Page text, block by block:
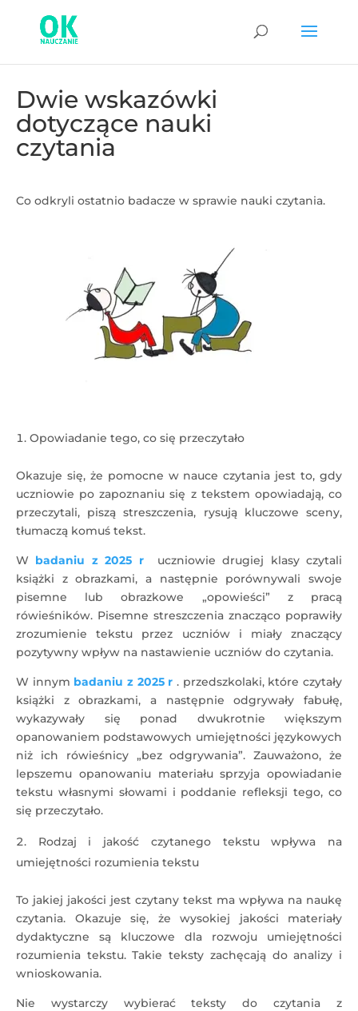
Dwie wskazówki
dotyczące nauki
czytania
Co odkryli ostatnio badacze w sprawie nauki czytania.
Opowiadanie tego, co się przeczytało
Okazuje się, że pomocne w nauce czytania jest to, gdy
uczniowie po zapoznaniu się z tekstem opowiadają, co
przeczytali, piszą streszczenia, rysują kluczowe sceny,
tłumaczą komuś tekst.
W badaniu z 2025 ruczniowie drugiej klasy czytali
książki z obrazkami, a następnie porównywali swoje
pisemne lub obrazkowe „opowieści” z pracą
rówieśników. Pisemne streszczenia znacząco poprawiły
zrozumienie tekstu przez uczniów i miały znaczący
pozytywny wpływ na nastawienie uczniów do czytania.
W innym badaniu z 2025 r . przedszkolaki, które czytały
książki z obrazkami, a następnie odgrywały fabułę,
wykazywały się ponad dwukrotnie większym
opanowaniem podstawowych umiejętności językowych
niż ich rówieśnicy „bez odgrywania”. Zauważono, że
lepszemu opanowaniu materiału sprzyja opowiadanie
tekstu własnymi słowami i poddanie refleksji tego, co
się przeczytało.
Rodzaj i jakość czytanego tekstu wpływa na
umiejętności rozumienia tekstu
To jakiej jakości jest czytany tekst ma wpływa na naukę
czytania. Okazuje się, że wysokiej jakości materiały
dydaktyczne są kluczowe dla rozwoju umiejętności
rozumienia tekstu. Takie teksty zachęcają do analizy i
wnioskowania.
Nie wystarczy wybierać teksty do czytania z